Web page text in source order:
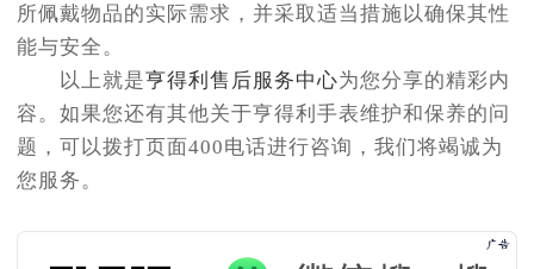
吉林省白山市浑江区浑江大街亨得利售后服务中心（需提前预约）
吉林省辽源市龙山区人民大街亨得利售后服务中心（需提前预约）
吉林省梅河口市新华街道梅河大街亨得利售后服务中心（需提前预约）
吉林省四平市铁东区紫气大路与南九经街交汇处亨得利售后服务中心（需提前预约）
所佩戴物品的实际需求，并采取适当措施以确保其性
能与安全。
以上就是亨得利售后服务中心为您分享的精彩内
容。如果您还有其他关于亨得利手表维护和保养的问
题，可以拨打页面400电话进行咨询，我们将竭诚为
您服务。